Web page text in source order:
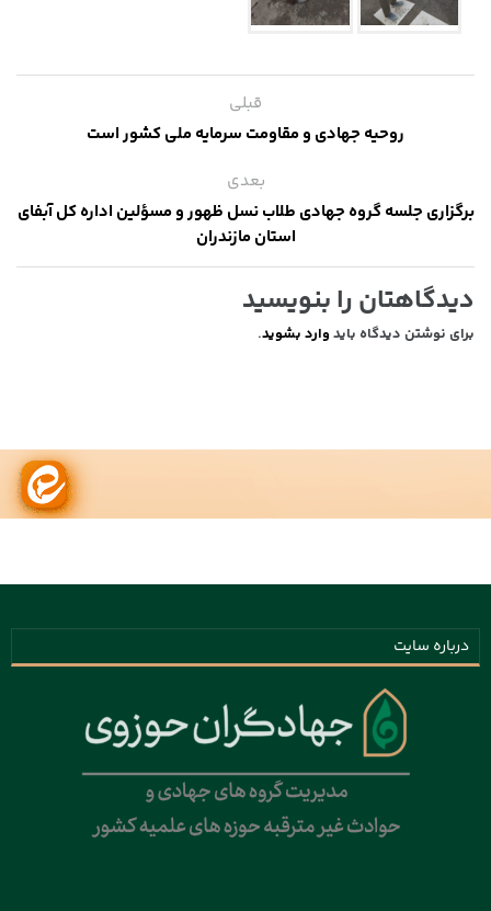
قبلی
روحیه جهادی و مقاومت سرمایه ملی کشور است
بعدی
برگزاری جلسه گروه جهادی طلاب نسل ظهور و مسؤلین اداره کل آبفای
استان مازندران
دیدگاهتان را بنویسید
برای نوشتن دیدگاه باید وارد بشوید.
درباره سایت